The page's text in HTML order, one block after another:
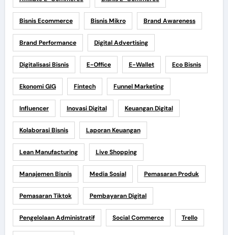
Bisnis Ecommerce Bisnis Mikro Brand Awareness
Brand Performance Digital Advertising
Digitalisasi Bisnis E-Office E-Wallet Eco Bisnis
Ekonomi GIG Fintech Funnel Marketing
Influencer Inovasi Digital Keuangan Digital
Kolaborasi Bisnis Laporan Keuangan
Lean Manufacturing Live Shopping
Manajemen Bisnis Media Sosial Pemasaran Produk
Pemasaran Tiktok Pembayaran Digital
Pengelolaan Administratif Social Commerce Trello